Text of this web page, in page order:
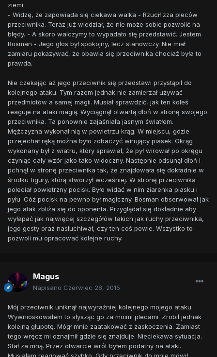
ziemi.
- Widzę, że zapowiada się ciekawa walka - Rzucił zza pleców
przeciwnika. Teraz już wiedział, że nie może sobie pozwolić na
błędy. - A skoro walczymy to wypadało się przedstawić. Jestem
Bosman - Jego głos był spokojny, lecz stanowczy. Nie miał
zamiaru pokazywać, że obawia się przeciwnika chociaż była to
prawda.
Nie czekając aż jego przeciwnik się przedstawi przystąpił do
kolejnego ataku. Tym razem jednak nie zamierzał używać
przedmiotów a samej magii. Musiał sprawdzić, jak ten koleś
reaguje na ataki magią. Wyciągnął otwartą dłoń w stronę swojego
przeciwnika. Ta ponownie zajaśniała jasnym światłem.
Mężczyzna wykonał nią w powietrzu krąg. W miejscu, gdzie
przejechał ręką można było zobaczyć wirujący piasek. Okrąg
wykonany był z wiatru, który sprawiał, że pył wirował po okręgu
czyniąc cały wzór jako tako widoczny. Następnie odsunął dłoń i
pchnął w stronę przeciwnika tak, że znajdowała się dokładnie w
środku figury, którą stworzył wcześniej. W stronę przeciwnika
poleciał powietrzny pocisk. Było widać w nim ziarenka piasku i
pyłu. Cóż pocisk na pewno był magiczny. Bosman obserwował jak
jego atak zbliża się do oponenta. Przyglądał się dokładnie aby
wyłapać jak najwięcej szczegółów takich jak ruchy przeciwnika,
jego gesty oraz nasłuchiwał, czy ten coś powie. Wszystko to
pozwoli mu opracować kolejne ruchy.
Magus
Napisano Czerwiec 28, 2015
Mój przeciwnik uniknął najwyraźniej kolejnego mojego ataku.
Wywnioskowałem to słysząc go za moimi plecami. Zrobił jednak
kolejną głupotę. Mógł mnie zaatakować z zaskoczenia. Zamiast
tego wręcz mi oznajmił gdzie się znajduje. Nieciekawa sytuacja.
Stał za mną. Przez otwarcie wrót byłem podatny na ataki.